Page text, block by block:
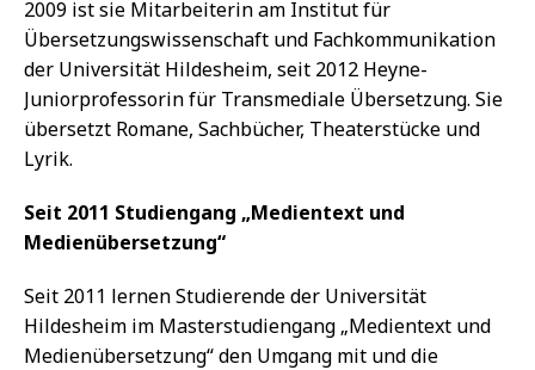
2009 ist sie Mitarbeiterin am Institut für
Übersetzungswissenschaft und Fachkommunikation
der Universität Hildesheim, seit 2012 Heyne-
Juniorprofessorin für Transmediale Übersetzung. Sie
übersetzt Romane, Sachbücher, Theaterstücke und
Lyrik.
Seit 2011 Studiengang „Medientext und
Medienübersetzung“
Seit 2011 lernen Studierende der Universität
Hildesheim im Masterstudiengang „Medientext und
Medienübersetzung“ den Umgang mit und die